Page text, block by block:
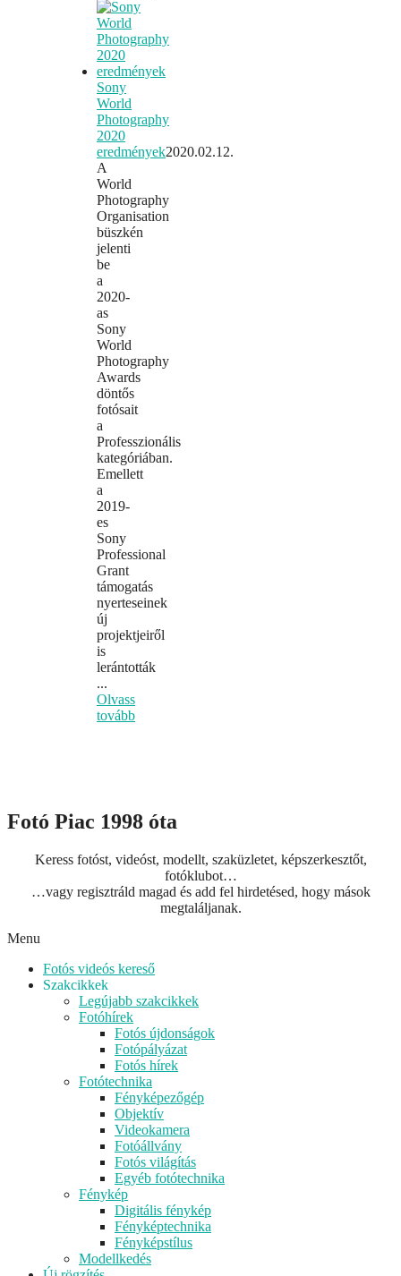
Sony
World
Photography
2020
eredmények2020.02.12.
A
World
Photography
Organisation
büszkén
jelenti
be
a
2020-
as
Sony
World
Photography
Awards
döntős
fotósait
a
Professzionális
kategóriában.
Emellett
a
2019-
es
Sony
Professional
Grant
támogatás
nyerteseinek
új
projektjeiről
is
lerántották
...
Olvass
tovább
Fotó Piac 1998 óta
Keress fotóst, videóst, modellt, szaküzletet, képszerkesztőt,
fotóklubot…
…vagy regisztráld magad és add fel hirdetésed, hogy mások
megtaláljanak.
Menu
Fotós videós kereső
Szakcikkek
Legújabb szakcikkek
Fotóhírek
Fotós újdonságok
Fotópályázat
Fotós hírek
Fotótechnika
Fényképezőgép
Objektív
Videokamera
Fotóállvány
Fotós világítás
Egyéb fotótechnika
Fénykép
Digitális fénykép
Fényképtechnika
Fényképstílus
Modellkedés